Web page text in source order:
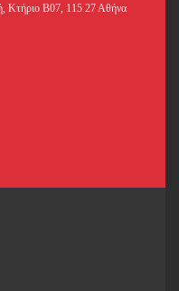
Κτήριο Β07, 115 27 Αθήνα